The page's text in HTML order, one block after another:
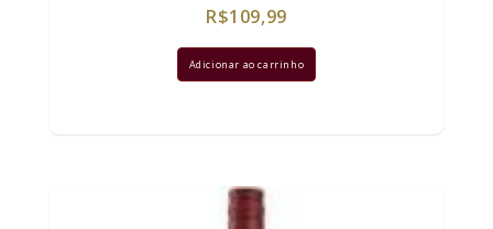
R$109,99
Adicionar ao carrinho